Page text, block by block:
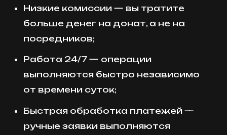
Низкие комиссии — вы тратите
больше денег на донат, а не на
посредников;
Работа 24/7 — операции
выполняются быстро независимо
от времени суток;
Быстрая обработка платежей —
ручные заявки выполняются